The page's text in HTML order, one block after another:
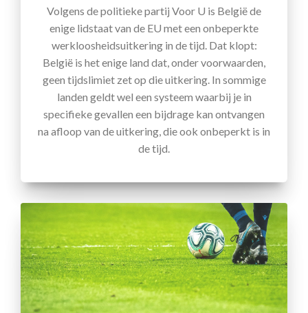
Volgens de politieke partij Voor U is België de
enige lidstaat van de EU met een onbeperkte
werkloosheidsuitkering in de tijd. Dat klopt:
België is het enige land dat, onder voorwaarden,
geen tijdslimiet zet op die uitkering. In sommige
landen geldt wel een systeem waarbij je in
specifieke gevallen een bijdrage kan ontvangen
na afloop van de uitkering, die ook onbeperkt is in
de tijd.